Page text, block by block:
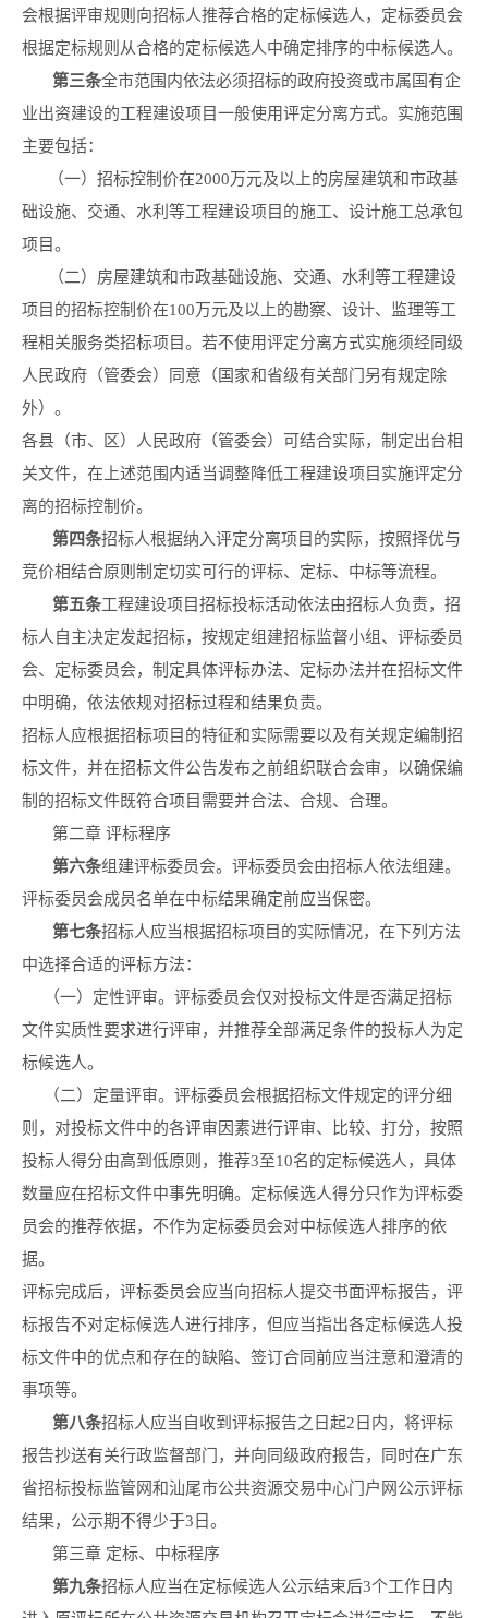
会根据评审规则向招标人推荐合格的定标候选人，定标委员会
根据定标规则从合格的定标候选人中确定排序的中标候选人。
第三条全市范围内依法必须招标的政府投资或市属国有企
业出资建设的工程建设项目一般使用评定分离方式。实施范围
主要包括：
（一）招标控制价在2000万元及以上的房屋建筑和市政基
础设施、交通、水利等工程建设项目的施工、设计施工总承包
项目。
（二）房屋建筑和市政基础设施、交通、水利等工程建设
项目的招标控制价在100万元及以上的勘察、设计、监理等工
程相关服务类招标项目。若不使用评定分离方式实施须经同级
人民政府（管委会）同意（国家和省级有关部门另有规定除
外）。
各县（市、区）人民政府（管委会）可结合实际，制定出台相
关文件，在上述范围内适当调整降低工程建设项目实施评定分
离的招标控制价。
第四条招标人根据纳入评定分离项目的实际，按照择优与
竞价相结合原则制定切实可行的评标、定标、中标等流程。
第五条工程建设项目招标投标活动依法由招标人负责，招
标人自主决定发起招标，按规定组建招标监督小组、评标委员
会、定标委员会，制定具体评标办法、定标办法并在招标文件
中明确，依法依规对招标过程和结果负责。
招标人应根据招标项目的特征和实际需要以及有关规定编制招
标文件，并在招标文件公告发布之前组织联合会审，以确保编
制的招标文件既符合项目需要并合法、合规、合理。
第二章 评标程序
第六条组建评标委员会。评标委员会由招标人依法组建。
评标委员会成员名单在中标结果确定前应当保密。
第七条招标人应当根据招标项目的实际情况，在下列方法
中选择合适的评标方法：
（一）定性评审。评标委员会仅对投标文件是否满足招标
文件实质性要求进行评审，并推荐全部满足条件的投标人为定
标候选人。
（二）定量评审。评标委员会根据招标文件规定的评分细
则，对投标文件中的各评审因素进行评审、比较、打分，按照
投标人得分由高到低原则，推荐3至10名的定标候选人，具体
数量应在招标文件中事先明确。定标候选人得分只作为评标委
员会的推荐依据，不作为定标委员会对中标候选人排序的依
据。
评标完成后，评标委员会应当向招标人提交书面评标报告，评
标报告不对定标候选人进行排序，但应当指出各定标候选人投
标文件中的优点和存在的缺陷、签订合同前应当注意和澄清的
事项等。
第八条招标人应当自收到评标报告之日起2日内，将评标
报告抄送有关行政监督部门，并向同级政府报告，同时在广东
省招标投标监管网和汕尾市公共资源交易中心门户网公示评标
结果，公示期不得少于3日。
第三章 定标、中标程序
第九条招标人应当在定标候选人公示结束后3个工作日内